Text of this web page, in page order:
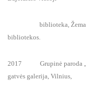
biblioteka, Žemaičių
bibliotekos.
2017 Grupinė paroda
gatvės galerija, Vilnius,